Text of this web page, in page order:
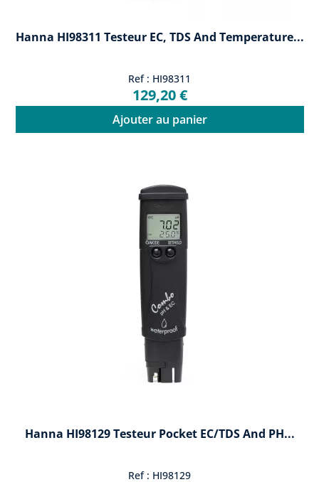
Hanna HI98311 Testeur EC, TDS And Temperature...
Ref : HI98311
129,20 €
Ajouter au panier
Hanna HI98129 Testeur Pocket EC/TDS And PH...
Ref : HI98129